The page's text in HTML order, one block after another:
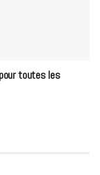
toutes les